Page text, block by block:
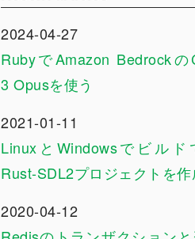
2024-04-27
RubyでAmazon Bedrockの
3 Opusを使う
2021-01-11
LinuxとWindowsでビルド
Rust-SDL2プロジェクトを作
2020-04-12